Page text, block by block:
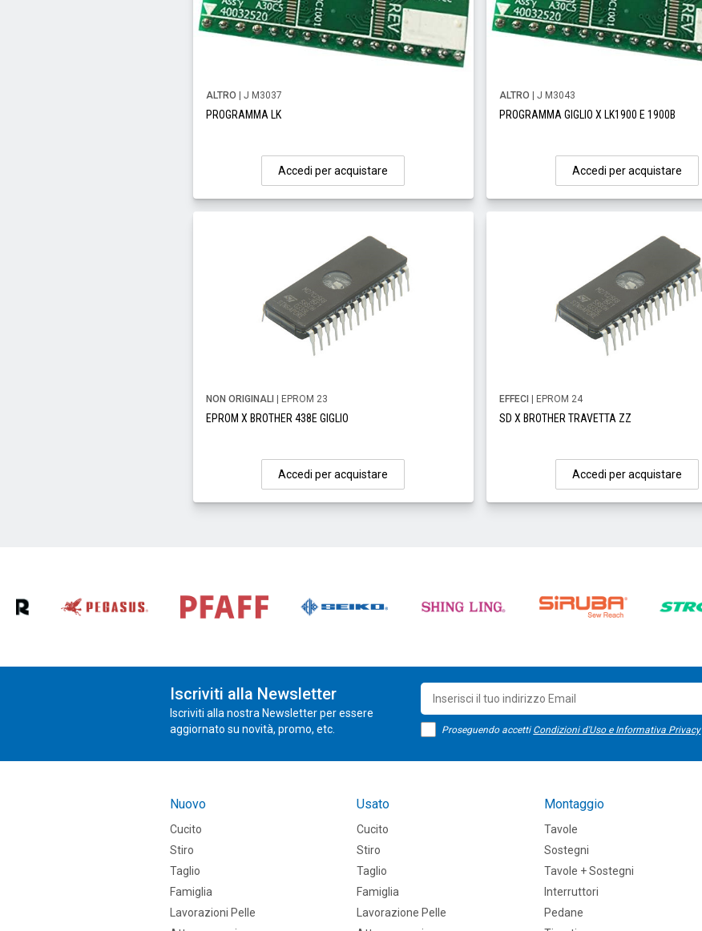
ALTRO | J M3037
PROGRAMMA LK
Accedi per acquistare
ALTRO | J M3043
PROGRAMMA GIGLIO X LK1900 E 1900B
Accedi per acquistare
NON ORIGINALI | EPROM 23
EPROM X BROTHER 438E GIGLIO
Accedi per acquistare
EFFECI | EPROM 24
SD X BROTHER TRAVETTA ZZ
Accedi per acquistare
Iscriviti alla Newsletter
Iscriviti alla nostra Newsletter per essere
aggiornato su novità, promo, etc.
Proseguendo accetti Condizioni d'Uso e Informativa Privacy
Nuovo
Cucito
Stiro
Taglio
Famiglia
Lavorazioni Pelle
Usato
Cucito
Stiro
Taglio
Famiglia
Lavorazione Pelle
Montaggio
Tavole
Sostegni
Tavole + Sostegni
Interruttori
Pedane